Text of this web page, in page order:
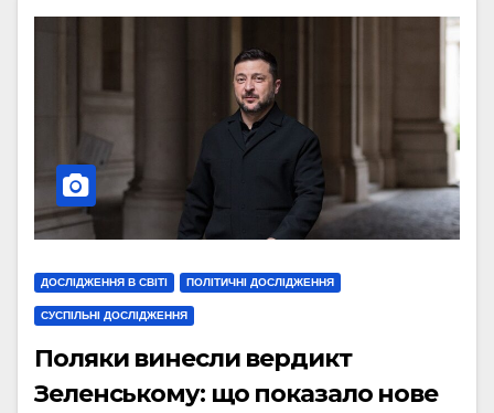
ДОСЛІДЖЕННЯ В СВІТІ ПОЛІТИЧНІ ДОСЛІДЖЕННЯ
СУСПІЛЬНІ ДОСЛІДЖЕННЯ
Поляки винесли вердикт
Зеленському: що показало нове